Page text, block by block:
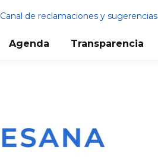
Canal de reclamaciones y sugerencias
Agenda Transparencia